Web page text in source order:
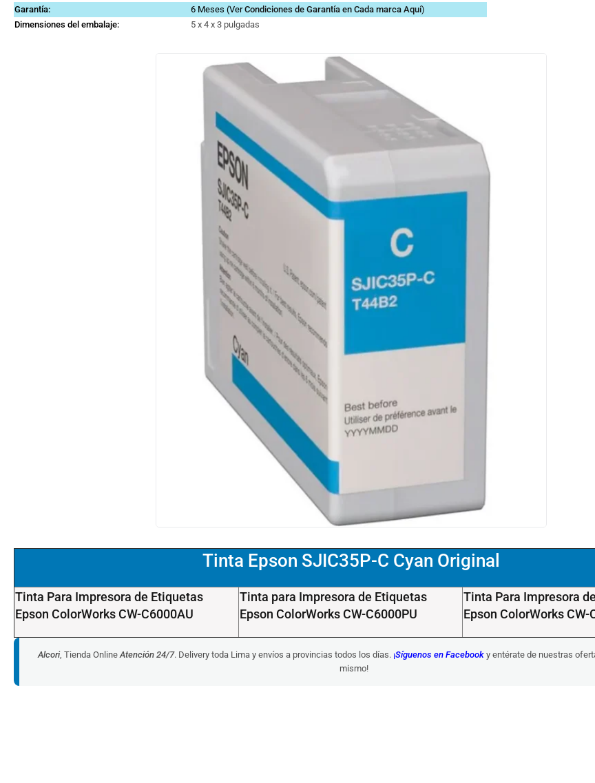
Garantía:
6 Meses (Ver Condiciones de Garantía en Cada marca Aquí)
Dimensiones del embalaje:
5 x 4 x 3 pulgadas
Tinta Epson SJIC35P-C Cyan Original
Tinta Para Impresora de Etiquetas
Epson ColorWorks CW-C6000AU
Tinta para Impresora de Etiquetas
Epson ColorWorks CW-C6000PU
Tinta Para Impresora
Epson ColorWorks CW-
Alcori, Tienda Online Atención 24/7. Delivery toda Lima y envíos a provincias todos los días. ¡Síguenos en Facebook y entérate de nuestras
mismo!